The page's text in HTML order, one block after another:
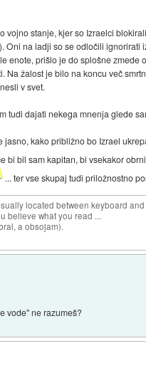
vojno stanje, kjer so Izraelci
Oni na ladji so se odločili
enote, prišlo je do splošne
Na žalost je bilo na koncu več
v svet.
tudi dajati nekega mnenja glede
jasno, kako približno bo Izrael
bi bil sam kapitan, bi vsekakor
... ter vse skupaj tudi priložnostno
located between keyboard and
believe what you read ...
a obsojam).
vode" ne razumeš?